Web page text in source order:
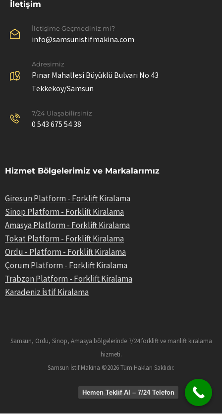
İletişim
İletişime Geçmediniz mi?
info@samsunistifmakina.com
Adresimiz
Pınar Mahallesi Büyüklü Bulvarı No 43
Tekkeköy/Samsun
7/24 Ulaşabilirsiniz
0 543 675 54 38
Hizmet Bölgelerimiz ve Markalarımız
Giresun Platform - Forklift Kiralama
Sinop Platform - Forklift Kiralama
Amasya Platform - Forklift Kiralama
Tokat Platform - Forklift Kiralama
Ordu - Platform - Forklift Kiralama
Çorum Platform - Forklift Kiralama
Trabzon Platform - Forklift Kiralama
Karadeniz İstif Kiralama
Samsun, Ordu, Sinop, Amasya bölgelerinde 7/24 forklift ve manlift kiralama
hizmeti.
Samsun İstif Makina ©2026 Tüm Hakları Saklıdır.
HueWorks
Hemen Teklif Al – 7/24 Telefon